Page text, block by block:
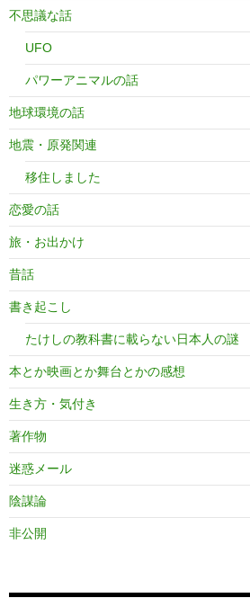
不思議な話
UFO
パワーアニマルの話
地球環境の話
地震・原発関連
移住しました
恋愛の話
旅・お出かけ
昔話
書き起こし
たけしの教科書に載らない日本人の謎
本とか映画とか舞台とかの感想
生き方・気付き
著作物
迷惑メール
陰謀論
非公開